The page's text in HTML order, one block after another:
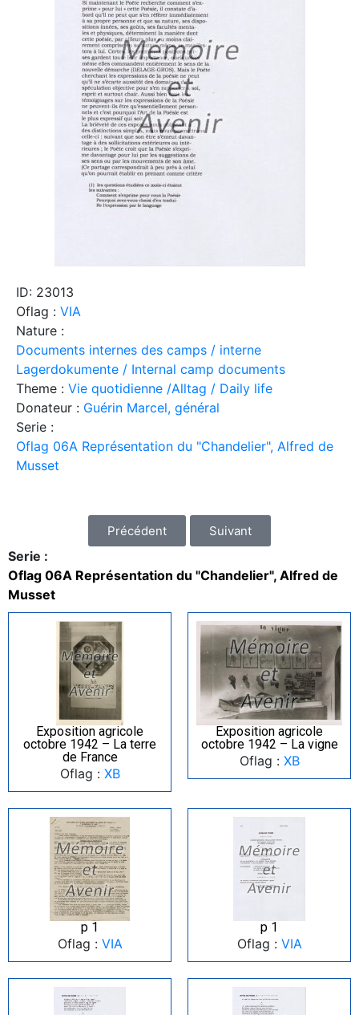
ID: 23013
Oflag : VIA
Nature :
Documents internes des camps / interne
Lagerdokumente / Internal camp documents
Theme : Vie quotidienne /Alltag / Daily life
Donateur : Guérin Marcel, général
Serie :
Oflag 06A Représentation du "Chandelier", Alfred de
Musset
Précédent Suivant
Serie :
Oflag 06A Représentation du "Chandelier", Alfred de
Musset
Exposition agricole
octobre 1942 – La terre
de France
Oflag : XB
Exposition agricole
octobre 1942 – La vigne
Oflag : XB
p 1
Oflag : VIA
p 1
Oflag : VIA